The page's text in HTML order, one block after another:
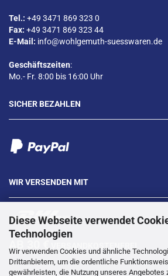
Diese Webseite verwendet
Technologien
Wir verwenden Cookies und ähnliche
Drittanbietern, um die ordentliche
gewährleisten, die Nutzung unseres Angebotes
Tel.: +49 3471 869 323 0
Fax: +49 3471 869 323 44
E-Mail: info@wohlgemuth-suesswaren.de
Geschäftszeiten:
Mo.- Fr. 8:00 bis 16:00 Uhr
SICHER BEZAHLEN
WIR VERSENDEN MIT
AB 30 €VERSANDKOSTENFREI